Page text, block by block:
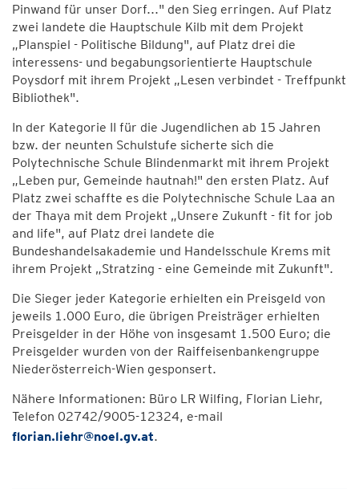
Pinwand für unser Dorf..." den Sieg erringen. Auf Platz
zwei landete die Hauptschule Kilb mit dem Projekt
„Planspiel - Politische Bildung", auf Platz drei die
interessens- und begabungsorientierte Hauptschule
Poysdorf mit ihrem Projekt „Lesen verbindet - Treffpunkt
Bibliothek".
In der Kategorie II für die Jugendlichen ab 15 Jahren
bzw. der neunten Schulstufe sicherte sich die
Polytechnische Schule Blindenmarkt mit ihrem Projekt
„Leben pur, Gemeinde hautnah!" den ersten Platz. Auf
Platz zwei schaffte es die Polytechnische Schule Laa an
der Thaya mit dem Projekt „Unsere Zukunft - fit for job
and life", auf Platz drei landete die
Bundeshandelsakademie und Handelsschule Krems mit
ihrem Projekt „Stratzing - eine Gemeinde mit Zukunft".
Die Sieger jeder Kategorie erhielten ein Preisgeld von
jeweils 1.000 Euro, die übrigen Preisträger erhielten
Preisgelder in der Höhe von insgesamt 1.500 Euro; die
Preisgelder wurden von der Raiffeisenbankengruppe
Niederösterreich-Wien gesponsert.
Nähere Informationen: Büro LR Wilfing, Florian Liehr,
Telefon 02742/9005-12324, e-mail
florian.liehr@noel.gv.at.